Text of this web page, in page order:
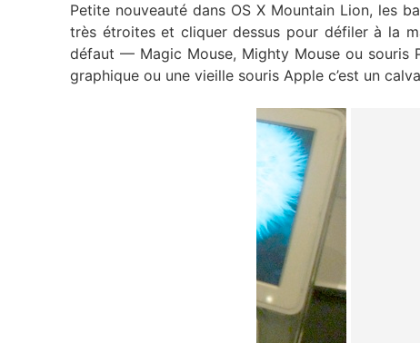
Petite nouveauté dans OS X Mountain Lion, les
très étroites et cliquer dessus pour défiler à la
défaut — Magic Mouse, Mighty Mouse ou
graphique ou une vieille souris Apple c’est un